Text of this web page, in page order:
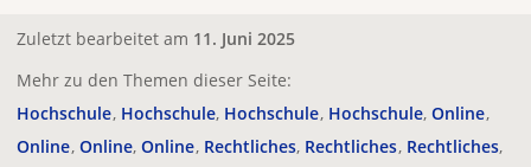
Zuletzt bearbeitet am 11. Juni 2025
Mehr zu den Themen dieser Seite:
Hochschule Hochschule Hochschule Hochschule Online
Online Online Online Rechtliches Rechtliches Rechtliches